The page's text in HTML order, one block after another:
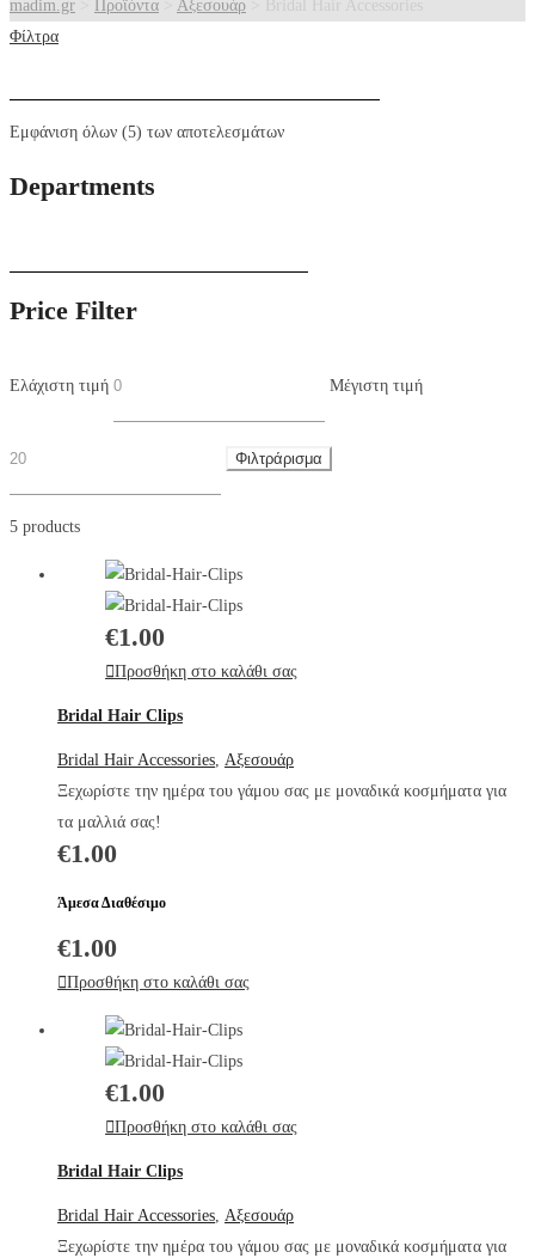
madim.gr Προϊόντα Αξεσουάρ
Bridal Hair Accessories
Φίλτρα
Εμφάνιση όλων (5) των αποτελεσμάτων
Departments
Price Filter
Ελάχιστη τιμή Μέγιστη τιμή
Φιλτράρισμα
5 products
€1.00
Προσθήκη στο καλάθι σας
Bridal Hair Clips
Bridal Hair Accessories, Αξεσουάρ
Ξεχωρίστε την ημέρα του γάμου σας με μοναδικά κοσμήματα για
τα μαλλιά σας!
€1.00
Άμεσα Διαθέσιμο
€1.00
Προσθήκη στο καλάθι σας
€1.00
Προσθήκη στο καλάθι σας
Bridal Hair Clips
Bridal Hair Accessories, Αξεσουάρ
Ξεχωρίστε την ημέρα του γάμου σας με μοναδικά κοσμήματα για